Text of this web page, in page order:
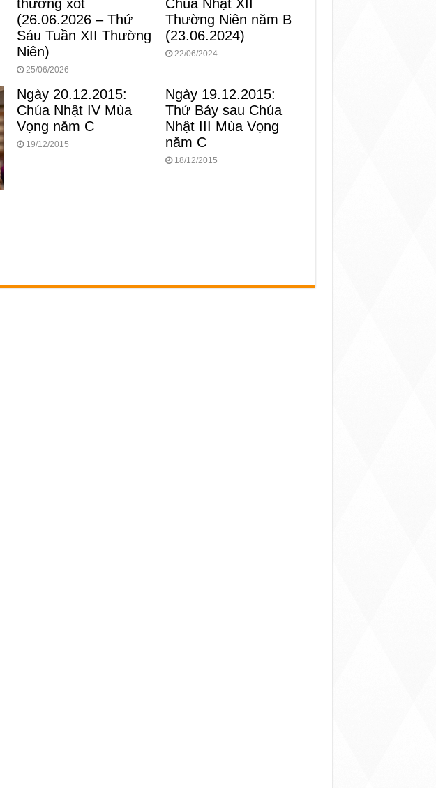
thương xót
(26.06.2026 – Thứ
Sáu Tuần XII Thường
Niên)
25/06/2026
Chúa Nhật XII
Thường Niên năm B
(23.06.2024)
22/06/2024
Ngày 20.12.2015:
Chúa Nhật IV Mùa
Vọng năm C
19/12/2015
Ngày 19.12.2015:
Thứ Bảy sau Chúa
Nhật III Mùa Vọng
năm C
18/12/2015